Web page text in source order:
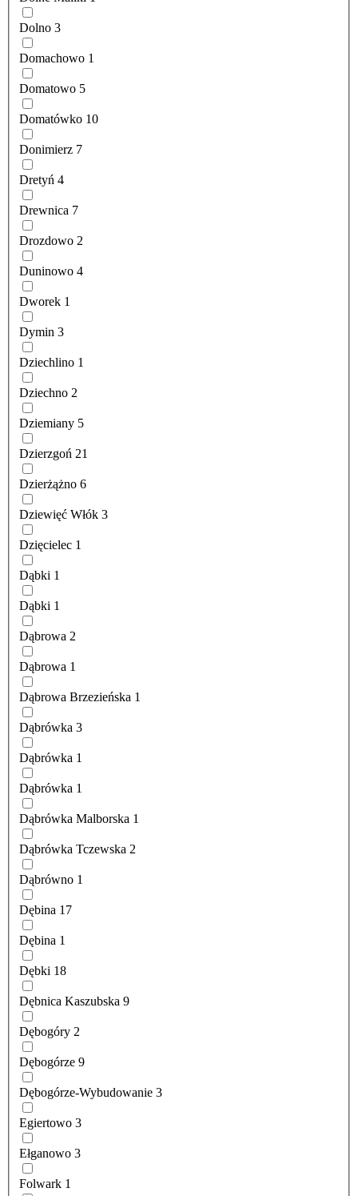
Dolno 3
Domachowo 1
Domatowo 5
Domatówko 10
Donimierz 7
Dretyń 4
Drewnica 7
Drozdowo 2
Duninowo 4
Dworek 1
Dymin 3
Dziechlino 1
Dziechno 2
Dziemiany 5
Dzierzgoń 21
Dzierżążno 6
Dziewięć Włók 3
Dzięcielec 1
Dąbki 1
Dąbki 1
Dąbrowa 2
Dąbrowa 1
Dąbrowa Brzezieńska 1
Dąbrówka 3
Dąbrówka 1
Dąbrówka 1
Dąbrówka Malborska 1
Dąbrówka Tczewska 2
Dąbrówno 1
Dębina 17
Dębina 1
Dębki 18
Dębnica Kaszubska 9
Dębogóry 2
Dębogórze 9
Dębogórze-Wybudowanie 3
Egiertowo 3
Ełganowo 3
Folwark 1